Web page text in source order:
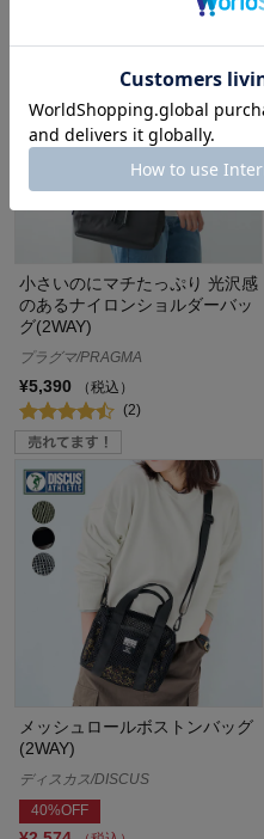
小さいのにマチたっぷり 光沢感
のあるナイロンショルダーバッ
グ(2WAY)
プラグマ/PRAGMA
¥5,390
（税込）
(2)
メッシュロールボストンバッグ
(2WAY)
ディスカス/DISCUS
40%OFF